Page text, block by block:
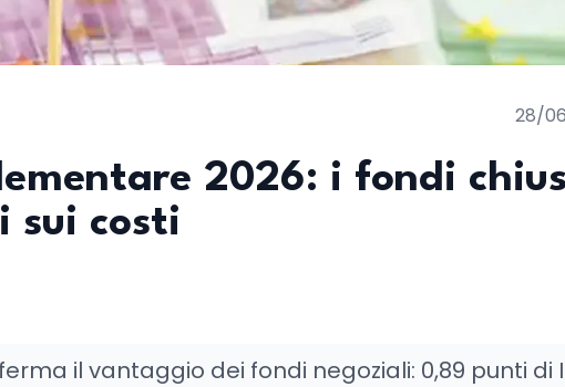
28/
2026: i fondi
sui costi
il vantaggio dei fondi negoziali: 0,89 punti di